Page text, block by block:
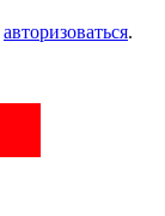
авторизоваться.